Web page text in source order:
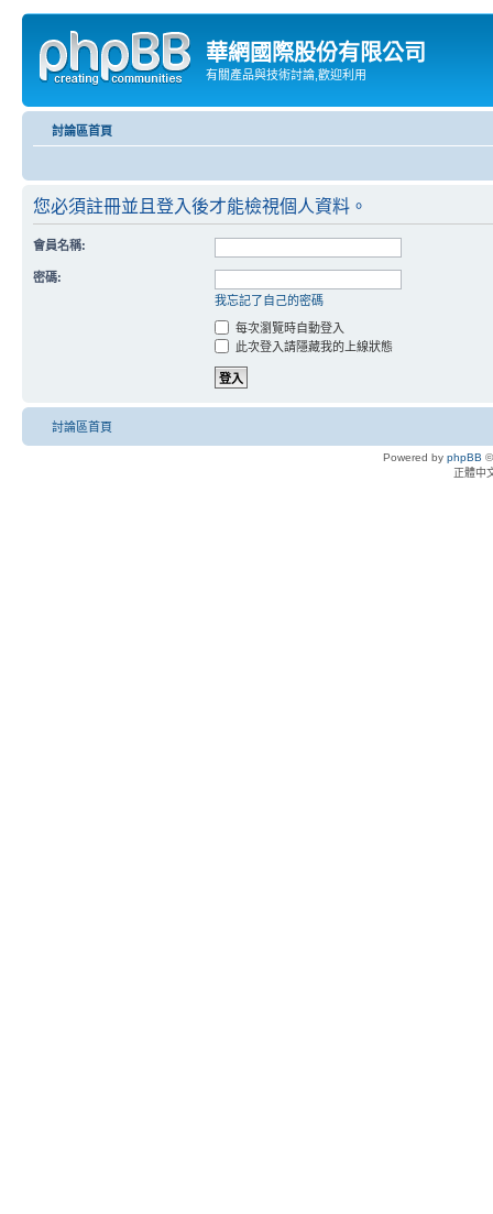
華網國際股份有限公司
有關產品與技術討論,歡迎利用
討論區首頁
您必須註冊並且登入後才能檢視個人資料。
會員名稱:
密碼:
我忘記了自己的密碼
每次瀏覽時自動登入
此次登入請隱藏我的上線狀態
討論區首頁
Powered by phpBB
正體中